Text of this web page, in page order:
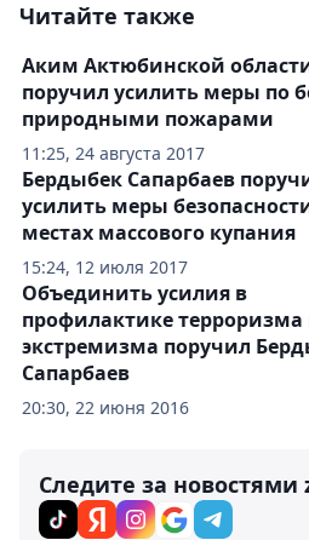
Читайте также
11:25, 24 августа 2017
Аким Актюбинской
поручил усилить меры по
природными пожарами
15:24, 12 июля 2017
Бердыбек Сапарбаев
усилить меры
местах массового купания
20:30, 22 июня 2016
Объединить усилия в
профилактике терроризма
экстремизма поручил
Сапарбаев
Следите за новостями